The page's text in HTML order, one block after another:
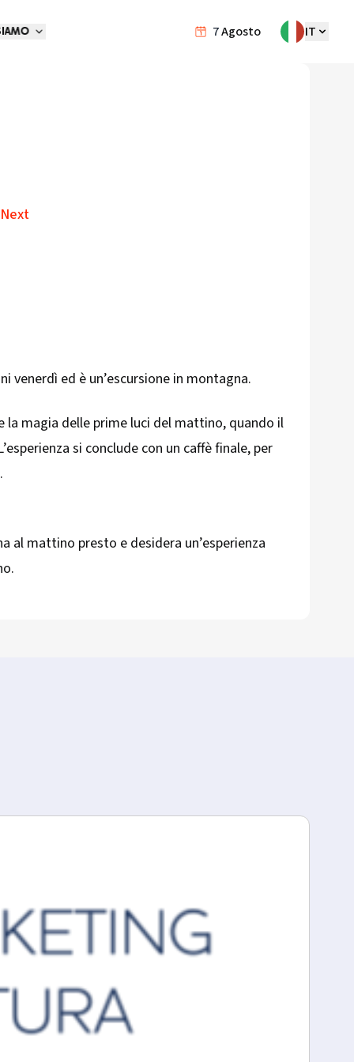
7Agosto IT
venerdì ed è un’escursione in montagna.
la magia delle prime luci del mattino, quando il
si conclude con un caffè finale, per
al mattino presto e desidera un’esperienza